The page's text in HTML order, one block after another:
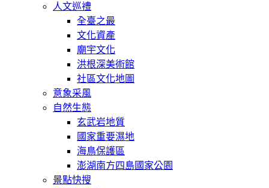
人文巡禮
全臺之最
文化資產
廟宇文化
洪根深美術館
社區文化地圖
意象采風
自然生態
玄武岩地質
國家重要濕地
海鳥保護區
澎湖南方四島國家公園
景點快搜